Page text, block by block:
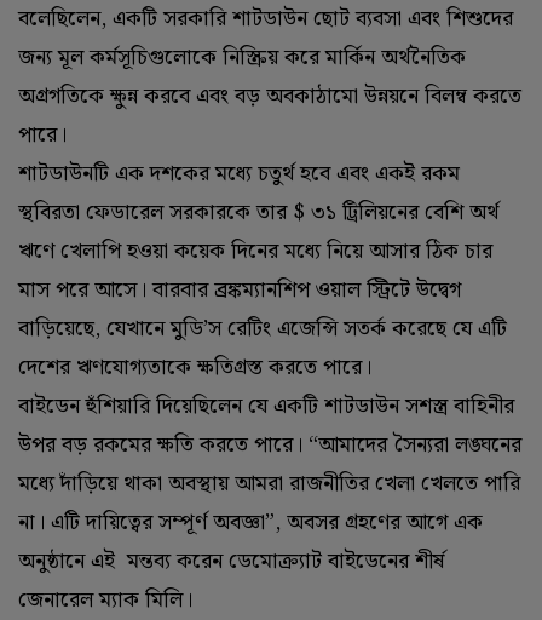
বলেছিলেন, একটি সরকারি শাটডাউন ছোট ব্যবসা এবং শিশুদের
জন্য মূল কর্মসূচিগুলোকে নিস্ক্রিয় করে মার্কিন অর্থনৈতিক
অগ্রগতিকে ক্ষুন্ন করবে এবং বড় অবকাঠামো উন্নয়নে বিলম্ব করতে
পারে।
শাটডাউনটি এক দশকের মধ্যে চতুর্থ হবে এবং একই রকম
স্থবিরতা ফেডারেল সরকারকে তার $ ৩১ ট্রিলিয়নের বেশি অর্থ
ঋণে খেলাপি হওয়া কয়েক দিনের মধ্যে নিয়ে আসার ঠিক চার
মাস পরে আসে। বারবার ব্রঙ্কম্যানশিপ ওয়াল স্ট্রিটে উদ্বেগ
বাড়িয়েছে, যেখানে মুডি’স রেটিং এজেন্সি সতর্ক করেছে যে এটি
দেশের ঋণযোগ্যতাকে ক্ষতিগ্রস্ত করতে পারে।
বাইডেন হুঁশিয়ারি দিয়েছিলেন যে একটি শাটডাউন সশস্ত্র বাহিনীর
উপর বড় রকমের ক্ষতি করতে পারে। “আমাদের সৈন্যরা লঙ্ঘনের
মধ্যে দাঁড়িয়ে থাকা অবস্থায় আমরা রাজনীতির খেলা খেলতে পারি
না। এটি দায়িত্বের সম্পূর্ণ অবজ্ঞা”, অবসর গ্রহণের আগে এক
অনুষ্ঠানে এই মন্তব্য করেন ডেমোক্র্যাট বাইডেনের শীর্ষ
জেনারেল ম্যাক মিলি।